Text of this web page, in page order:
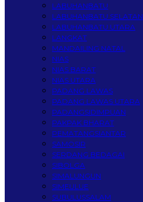
LABUHANBATU
LABUHANBATU SELATAN
LABUHANBATU UTARA
LANGKAT
MANDAILING NATAL
NIAS
NIAS BARAT
NIAS UTARA
PADANG LAWAS
PADANG LAWAS UTARA
PADANGSIDIMPUAN
PAKPAK BHARAT
PEMATANGSIANTAR
SAMOSIR
SERDANG BEDAGAI
SIBOLGA
SIMALUNGUN
SIMEULUE
SUBULUSSALAM